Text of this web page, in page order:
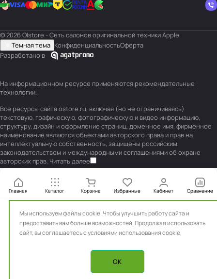
© 2026 O|store - Сеть салонов оригинальной техники Apple
Темная тема КонфиденциальностьОферта
Разработано в
На информационном ресурсе применяются рекомендательные
технологии.
Все ресурсы сайта ostore.ru, включая (но не ограничиваясь)
текстовую, графическую, фотографическую и видео информацию,
структуру, дизайн и оформление страниц, доменное имя, фирменное
наименование являются объектами авторского права и прав на
интеллектуальную собственность, защищены российским
законодательством и международными соглашениями об охране
авторских прав. Читать далее
Мы используем файлы cookie. Чтобы улучшить работу сайта и
предоставить вам больше возможностей. Продолжая использовать
сайт, высоглашаетесь с условиями использования cookie.
OK
Главная Каталог Корзина Избранные Кабинет Сравнение